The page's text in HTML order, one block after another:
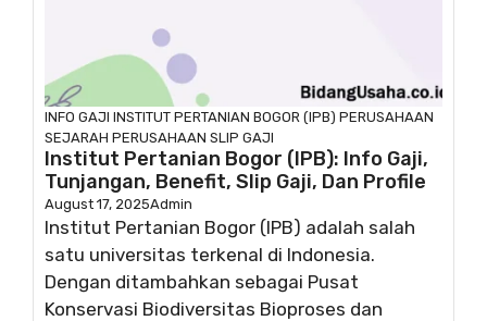
INFO GAJI INSTITUT PERTANIAN BOGOR (IPB) PERUSAHAAN
SEJARAH PERUSAHAAN SLIP GAJI
Institut Pertanian Bogor (IPB): Info Gaji,
Tunjangan, Benefit, Slip Gaji, Dan Profile
August 17, 2025Admin
Institut Pertanian Bogor (IPB) adalah salah
satu universitas terkenal di Indonesia.
Dengan ditambahkan sebagai Pusat
Konservasi Biodiversitas Bioproses dan